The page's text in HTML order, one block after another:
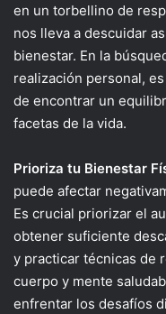
en un torbellino de
nos lleva a descuidar
bienestar. En la
realización personal,
de encontrar un
facetas de la vida.
Prioriza tu Bienestar
puede afectar
Es crucial priorizar el
obtener suficiente
y practicar técnicas de
cuerpo y mente
enfrentar los desafíos